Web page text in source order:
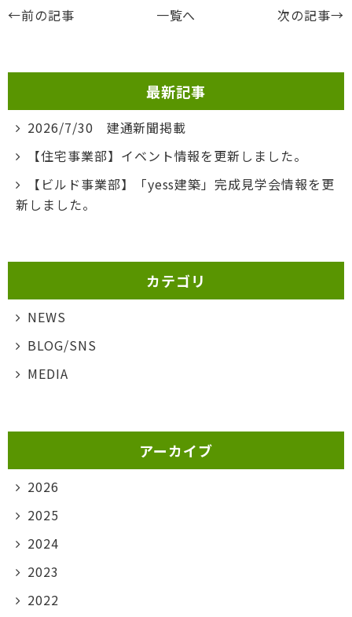
←前の記事 一覧へ 次の記事→
最新記事
2026/7/30 建通新聞掲載
【住宅事業部】イベント情報を更新しました。
【ビルド事業部】「yess建築」完成見学会情報を更
新しました。
カテゴリ
NEWS
BLOG/SNS
MEDIA
アーカイブ
2026
2025
2024
2023
2022